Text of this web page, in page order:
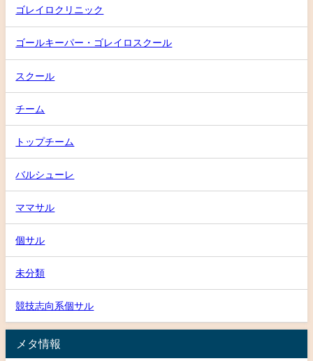
ゴレイロクリニック
ゴールキーパー・ゴレイロスクール
スクール
チーム
トップチーム
バルシューレ
ママサル
個サル
未分類
競技志向系個サル
メタ情報